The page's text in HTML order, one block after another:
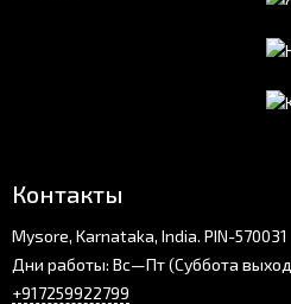
Контакты
Mysore, Karnataka, India. PIN-570031
Дни работы: Вс—Пт (Суббота
+917259922799